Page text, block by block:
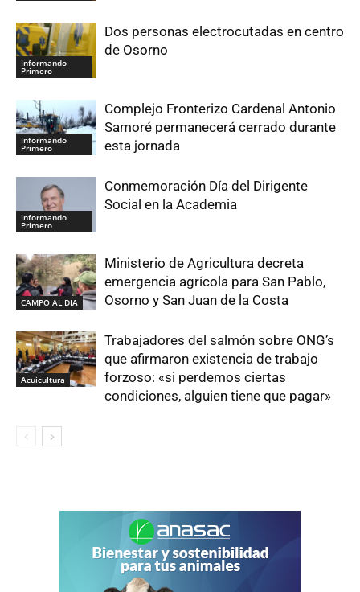
Informando
Primero
Dos personas electrocutadas en centro
de Osorno
Informando
Primero
Complejo Fronterizo Cardenal Antonio
Samoré permanecerá cerrado durante
esta jornada
Informando
Primero
Conmemoración Día del Dirigente
Social en la Academia
CAMPO AL DIA
Ministerio de Agricultura decreta
emergencia agrícola para San Pablo,
Osorno y San Juan de la Costa
Acuicultura
Trabajadores del salmón sobre ONG’s
que afirmaron existencia de trabajo
forzoso: «si perdemos ciertas
condiciones, alguien tiene que pagar»